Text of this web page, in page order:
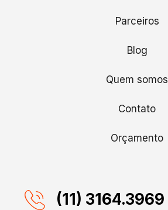
Parceiros
Blog
Quem somos
Contato
Orçamento
(11) 3164.3969